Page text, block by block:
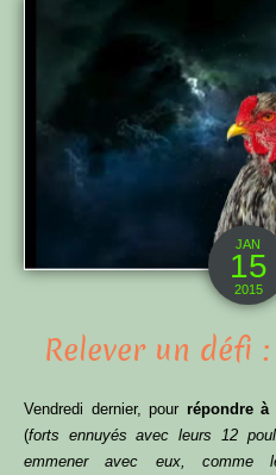
JAN
15
2015
Relever un défi
Vendredi dernier, pour répondre à
(forts ennuyés avec leurs 12
emmener avec eux, comme